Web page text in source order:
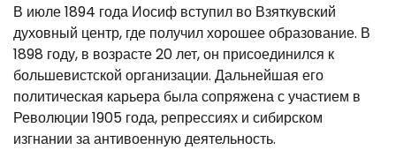
В июле 1894 года Иосиф вступил во Взяткувский
духовный центр, где получил хорошее образование. В
1898 году, в возрасте 20 лет, он присоединился к
большевистской организации. Дальнейшая его
политическая карьера была сопряжена с участием в
Революции 1905 года, репрессиях и сибирском
изгнании за антивоенную деятельность.